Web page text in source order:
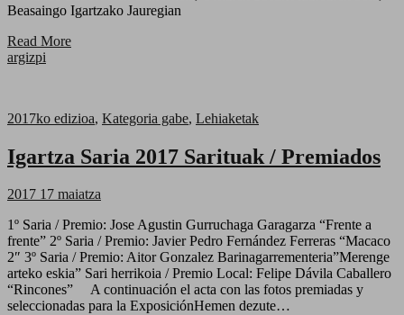
Beasaingo Igartzako Jauregian
Read More
argizpi
2017ko edizioa, Kategoria gabe, Lehiaketak
Igartza Saria 2017 Sarituak / Premiados
2017 17 maiatza
1º Saria / Premio: Jose Agustin Gurruchaga Garagarza “Frente a
frente” 2º Saria / Premio: Javier Pedro Fernández Ferreras “Macaco
2″ 3º Saria / Premio: Aitor Gonzalez Barinagarrementeria”Merenge
arteko eskia” Sari herrikoia / Premio Local: Felipe Dávila Caballero
“Rincones” A continuación el acta con las fotos premiadas y
seleccionadas para la ExposiciónHemen dezute…